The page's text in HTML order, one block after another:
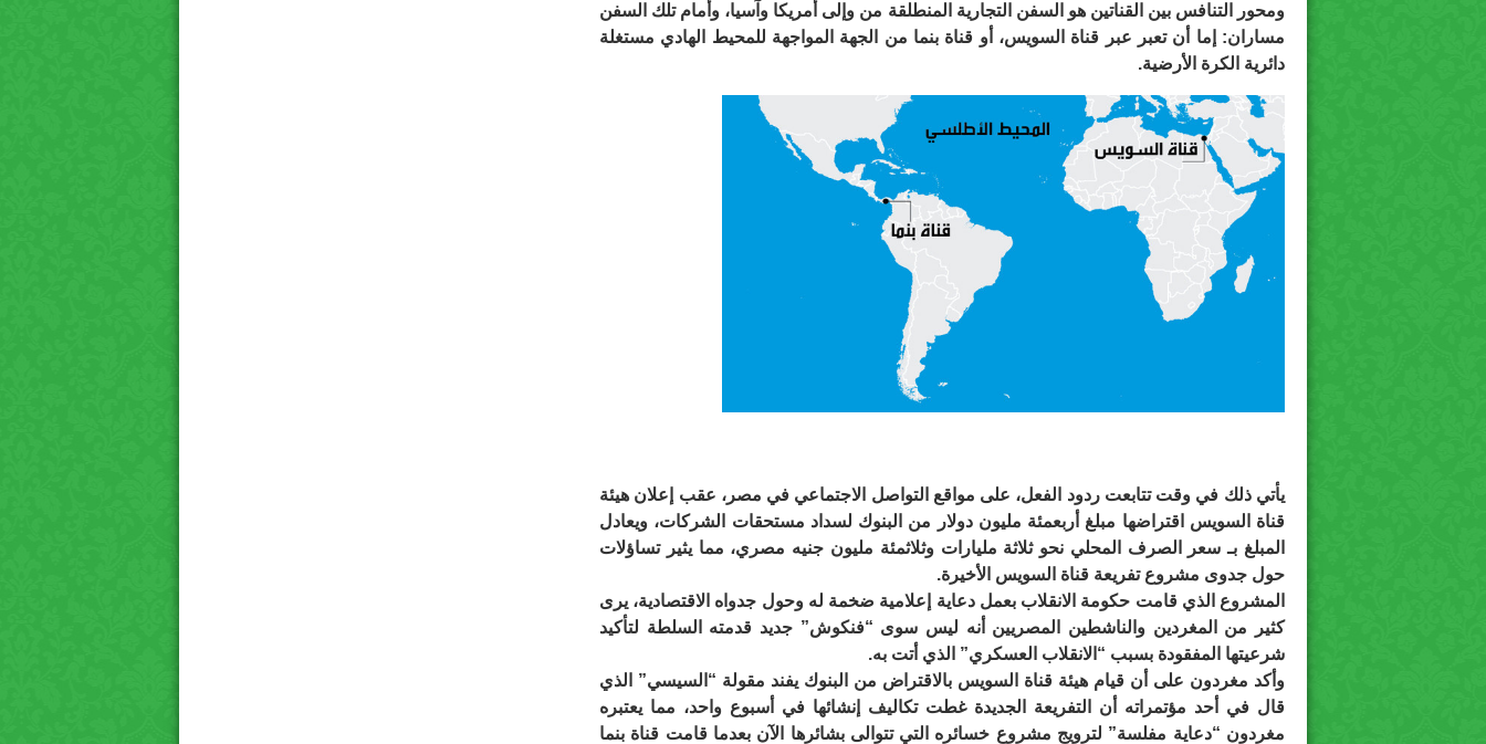
ومحور التنافس بين القناتين هو السفن التجارية المنطلقة من وإلى أمريكا وآسيا، وأمام تلك السفن
مساران: إما أن تعبر عبر قناة السويس، أو قناة بنما من الجهة المواجهة للمحيط الهادي مستغلة
دائرية الكرة الأرضية.
يأتي ذلك في وقت تتابعت ردود الفعل، على مواقع التواصل الاجتماعي في مصر، عقب إعلان هيئة
قناة السويس اقتراضها مبلغ أربعمئة مليون دولار من البنوك لسداد مستحقات الشركات، ويعادل
المبلغ بـ سعر الصرف المحلي نحو ثلاثة مليارات وثلاثمئة مليون جنيه مصري، مما يثير تساؤلات
حول جدوى مشروع تفريعة قناة السويس الأخيرة.
المشروع الذي قامت حكومة الانقلاب بعمل دعاية إعلامية ضخمة له وحول جدواه الاقتصادية، يرى
كثير من المغردين والناشطين المصريين أنه ليس سوى “فنكوش” جديد قدمته السلطة لتأكيد
شرعيتها المفقودة بسبب “الانقلاب العسكري” الذي أتت به.
وأكد مغردون على أن قيام هيئة قناة السويس بالاقتراض من البنوك يفند مقولة “السيسي” الذي
قال في أحد مؤتمراته أن التفريعة الجديدة غطت تكاليف إنشائها في أسبوع واحد، مما يعتبره
مغردون “دعاية مفلسة” لترويج مشروع خسائره التي تتوالى بشائرها الآن بعدما قامت قناة بنما